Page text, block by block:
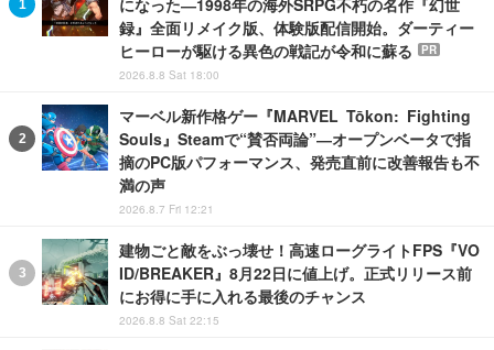
になった―1998年の海外SRPG不朽の名作『幻世
録』全面リメイク版、体験版配信開始。ダーティー
ヒーローが駆ける異色の戦記が令和に蘇る
PR
2026.8.8 Sat 18:00
マーベル新作格ゲー『MARVEL Tōkon: Fighting
Souls』Steamで“賛否両論”―オープンベータで指
摘のPC版パフォーマンス、発売直前に改善報告も不
満の声
2026.8.7 Fri 12:21
建物ごと敵をぶっ壊せ！高速ローグライトFPS『VO
ID/BREAKER』8月22日に値上げ。正式リリース前
にお得に手に入れる最後のチャンス
2026.8.8 Sat 22:15